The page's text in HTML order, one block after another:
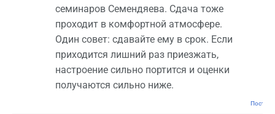
семинаров Семендяева. Сдача тоже
проходит в комфортной атмосфере.
Один совет: сдавайте ему в срок. Если
приходится лишний раз приезжать,
настроение сильно портится и оценки
получаются сильно ниже.